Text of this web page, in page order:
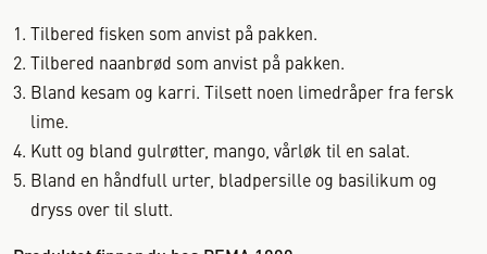
Tilbered fisken som anvist på pakken.
Tilbered naanbrød som anvist på pakken.
Bland kesam og karri. Tilsett noen limedråper fra fersk
lime.
Kutt og bland gulrøtter, mango, vårløk til en salat.
Bland en håndfull urter, bladpersille og basilikum og
dryss over til slutt.